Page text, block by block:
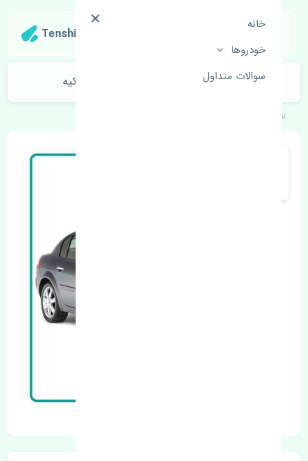
خانه
خودروها
سوالات متداول
Tenshipart
دسته موتور راست بالا رنو مگان 1600 ترکیه
تنشی‌پارت